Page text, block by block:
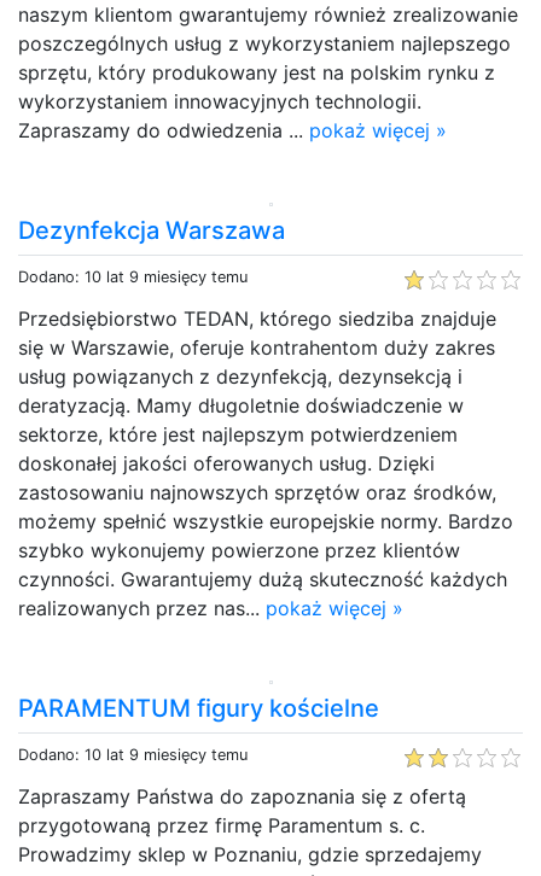
naszym klientom gwarantujemy również zrealizowanie
poszczególnych usług z wykorzystaniem najlepszego
sprzętu, który produkowany jest na polskim rynku z
wykorzystaniem innowacyjnych technologii.
Zapraszamy do odwiedzenia ... pokaż więcej »
Dezynfekcja Warszawa
Dodano: 10 lat 9 miesięcy temu
Przedsiębiorstwo TEDAN, którego siedziba znajduje
się w Warszawie, oferuje kontrahentom duży zakres
usług powiązanych z dezynfekcją, dezynsekcją i
deratyzacją. Mamy długoletnie doświadczenie w
sektorze, które jest najlepszym potwierdzeniem
doskonałej jakości oferowanych usług. Dzięki
zastosowaniu najnowszych sprzętów oraz środków,
możemy spełnić wszystkie europejskie normy. Bardzo
szybko wykonujemy powierzone przez klientów
czynności. Gwarantujemy dużą skuteczność każdych
realizowanych przez nas... pokaż więcej »
PARAMENTUM figury kościelne
Dodano: 10 lat 9 miesięcy temu
Zapraszamy Państwa do zapoznania się z ofertą
przygotowaną przez firmę Paramentum s. c.
Prowadzimy sklep w Poznaniu, gdzie sprzedajemy